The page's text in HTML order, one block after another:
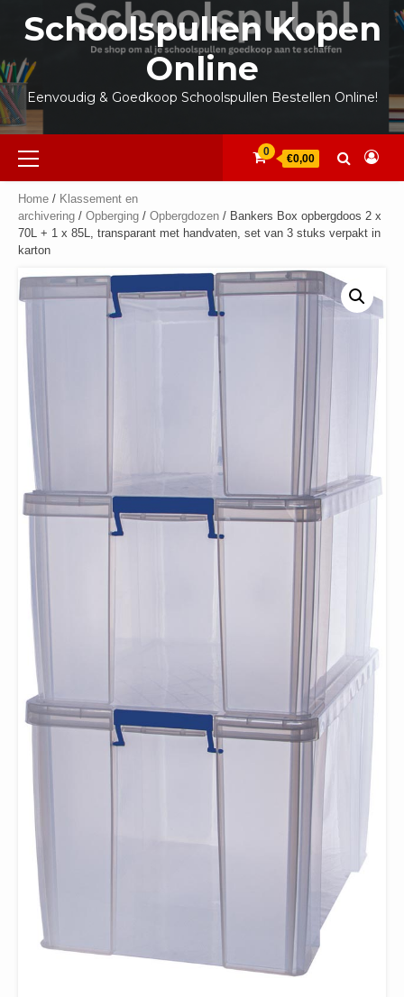
inhoud
Schoolspullen Kopen
Online
Eenvoudig & Goedkoop Schoolspullen Bestellen Online!
Primair
menu
0
€0,00
Home / Klassement en
archivering / Opberging / Opbergdozen / Bankers Box opbergdoos 2 x
70L + 1 x 85L, transparant met handvaten, set van 3 stuks verpakt in
karton